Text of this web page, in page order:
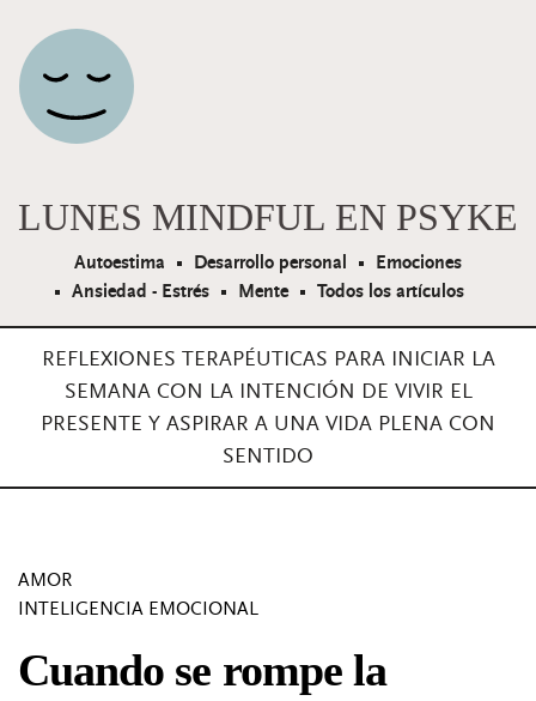
Navegación principal
LUNES MINDFUL EN PSYKE
Autoestima Desarrollo personal
Emociones
Ansiedad - Estrés
Mente Todos los artículos
REFLEXIONES TERAPÉUTICAS PARA INICIAR LA
SEMANA CON LA INTENCIÓN DE VIVIR EL
PRESENTE Y ASPIRAR A UNA VIDA PLENA CON
SENTIDO
AMOR
INTELIGENCIA EMOCIONAL
Cuando se rompe la